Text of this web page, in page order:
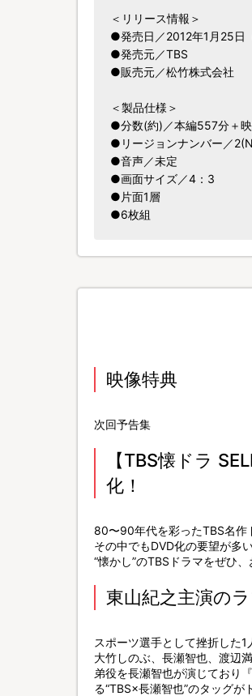
＜リリース情報＞
●発売日／2012年1月25日
●発売元／TBS
●販売元／松竹株式会社
＜製品仕様＞
●分数(約)／本編557分＋
●リージョンナンバー／
●音声／未定
●画面サイズ／4：3
●片面1層
●6枚組
映像特典
次回予告集
【TBS懐ドラ
化！
80〜90年代を彩ったTBS名作
その中でもDVD化の要望が多
“懐かし”のTBSドラマをぜひ、
東山紀之主演の
スポーツ選手として挫折した
大竹しのぶ、長瀬智也、渡辺
弟役を長瀬智也が演じており
る“TBS×長瀬智也”のタッグが